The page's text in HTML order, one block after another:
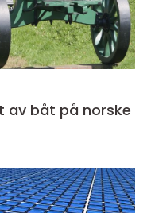
av båt på norske